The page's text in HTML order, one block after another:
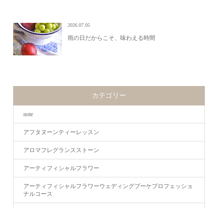
2026.07.05
雨の日だからこそ、味わえる時間
カテゴリー
note
アフタヌーンティーレッスン
アロマフレグランスストーン
アーティフィシャルフラワー
アーティフィシャルフラワーウェディングブーケプロフェッショ
ナルコース